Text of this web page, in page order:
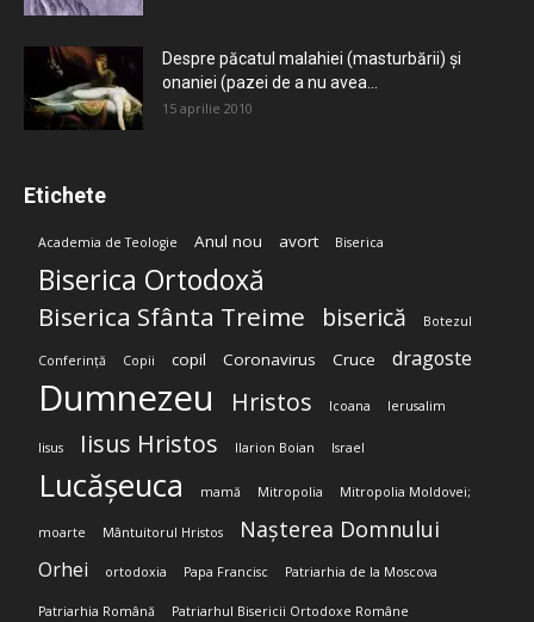
Despre păcatul malahiei (masturbării) şi
onaniei (pazei de a nu avea...
15 aprilie 2010
Etichete
Academia de Teologie Anul nou avort Biserica
Biserica Ortodoxă
Biserica Sfânta Treime biserică Botezul
Conferință Copii copil Coronavirus Cruce dragoste
Dumnezeu Hristos Icoana Ierusalim
Iisus Iisus Hristos Ilarion Boian Israel
Lucășeuca mamă Mitropolia Mitropolia Moldovei;
moarte Mântuitorul Hristos Nașterea Domnului
Orhei ortodoxia Papa Francisc Patriarhia de la Moscova
Patriarhia Română Patriarhul Bisericii Ortodoxe Române